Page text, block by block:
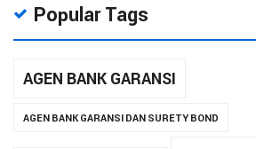
Popular Tags
AGEN BANK GARANSI
AGEN BANK GARANSI DAN SURETY BOND